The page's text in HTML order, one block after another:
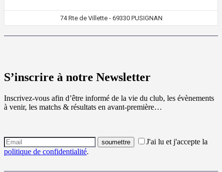
74 Rte de Villette - 69330 PUSIGNAN
S’inscrire à notre Newsletter
Inscrivez-vous afin d’être informé de la vie du club, les évènements
à venir, les matchs & résultats en avant-première…
J'ai lu et j'accepte la
politique de confidentialité.